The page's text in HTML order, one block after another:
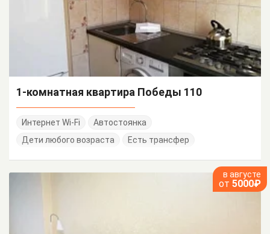
1-комнатная квартира Победы 110
Интернет Wi-Fi
Автостоянка
Дети любого возраста
Есть трансфер
в августе
от 5000₽